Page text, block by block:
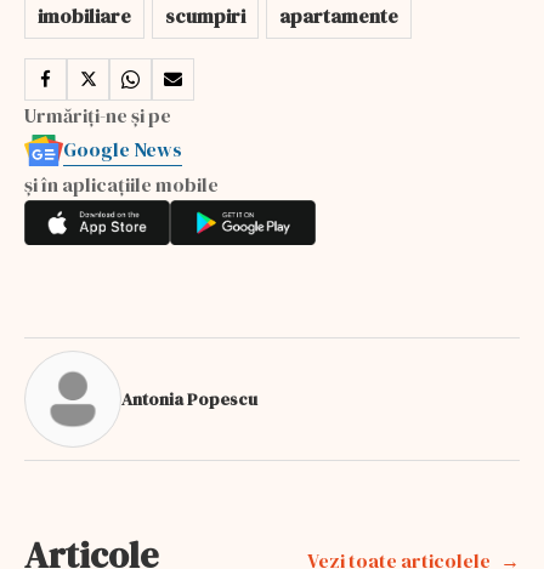
imobiliare scumpiri apartamente
Urmăriți-ne și pe
Google News
și în aplicațiile mobile
Antonia Popescu
Articole Vezi toate articolele